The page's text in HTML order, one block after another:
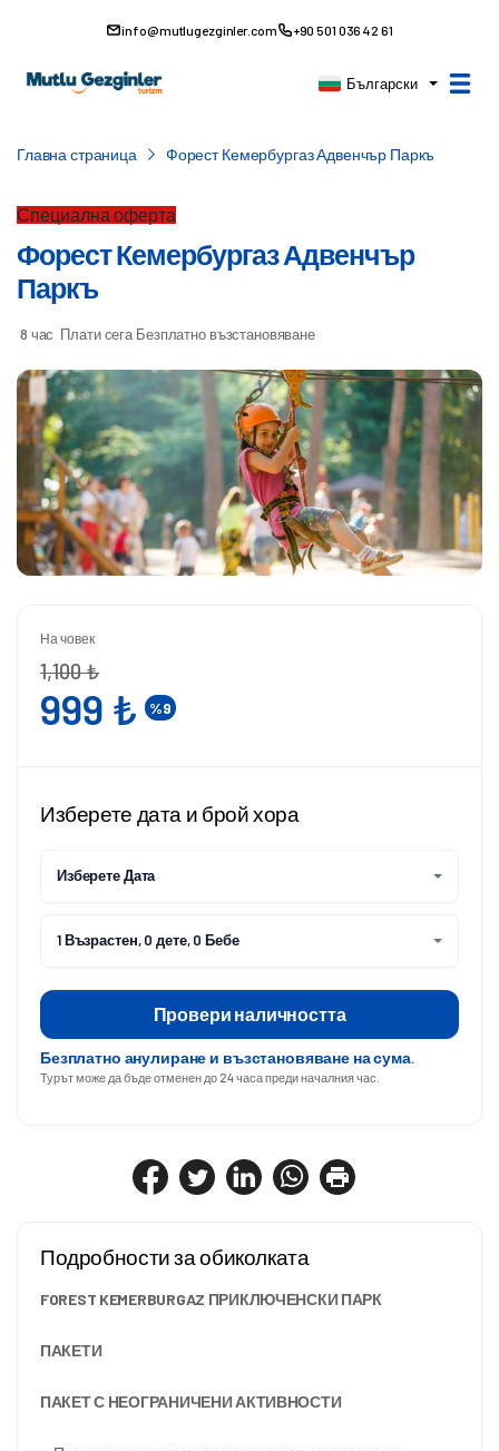
info@mutlugezginler.com +90 501 036 42 61
Български
Главна страница Форест Кемербургаз Адвенчър Паркъ
Специална оферта
Форест Кемербургаз Адвенчър
Паркъ
8 час Плати сега Безплатно възстановяване
Подробности за обиколката
FOREST KEMERBURGAZ ПРИКЛЮЧЕНСКИ ПАРК
ПАКЕТИ
ПАКЕТ С НЕОГРАНИЧЕНИ АКТИВНОСТИ
На човек
1,100 ₺
999 ₺ %9
Изберете дата и брой хора
Изберете Дата
1 Възрастен, 0 дете, 0 Бебе
Провери наличността
Безплатно анулиране и възстановяване на сума.
Турът може да бъде отменен до 24 часа преди началния час.